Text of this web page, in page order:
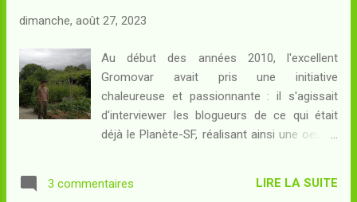
aspirations et nos liens communs. Avec la
concept, je reprends par conséquent la
rubrique Les blogueurs parlent aux
blogueurs ! Et aujourd'hui, c'est au tour de
Célinedanaë de nous parler d’elle... 1.
Bonjour, peux-tu te présenter en deux mots
jusqu’au néant) Célinedanaë (Céline) : Céline,
dimanche, août 27, 2023
Au début des années 2010, l'excellent
Gromovar avait pris une initiative
chaleureuse et passionnante : il s'agissait
d'interviewer les blogueurs de ce qui était
déjà le Planète-SF, réalisant ainsi une oeuvre
a changé : des anciens sont partis, d'autres
3 commentaires LIRE LA SUITE